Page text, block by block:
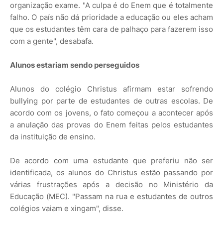
organização exame. "A culpa é do Enem que é totalmente
falho. O país não dá prioridade a educação ou eles acham
que os estudantes têm cara de palhaço para fazerem isso
com a gente", desabafa.
Alunos estariam sendo perseguidos
Alunos do colégio Christus afirmam estar sofrendo
bullying por parte de estudantes de outras escolas. De
acordo com os jovens, o fato começou a acontecer após
a anulação das provas do Enem feitas pelos estudantes
da instituição de ensino.
De acordo com uma estudante que preferiu não ser
identificada, os alunos do Christus estão passando por
várias frustrações após a decisão no Ministério da
Educação (MEC). "Passam na rua e estudantes de outros
colégios vaiam e xingam", disse.